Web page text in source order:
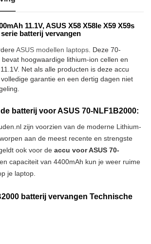
11.1V, ASUS X58 X58le X59 X59s
batterij vervangen
ASUS modellen laptops . Deze 70-
hoogwaardige lithium-ion cellen en
Net als alle producten is deze accu
garantie en een dertig dagen niet
batterij voor ASUS 70-NLF1B2000:
zijn voorzien van de moderne Lithium-
aan de meest recente en strengste
ook voor de accu voor ASUS 70-
capaciteit van 4400mAh kun je weer ruime
je laptop.
batterij vervangen Technische